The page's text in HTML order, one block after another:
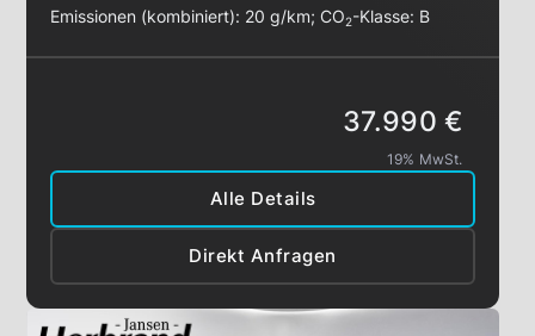
Emissionen (kombiniert): 20 g/km;CO2-Klasse: B
Alle Details
Direkt Anfragen
37.990 €
19% MwSt.